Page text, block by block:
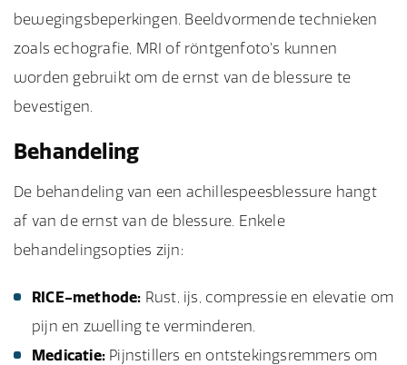
bewegingsbeperkingen. Beeldvormende technieken
zoals echografie, MRI of röntgenfoto's kunnen
worden gebruikt om de ernst van de blessure te
bevestigen.
Behandeling
De behandeling van een achillespeesblessure hangt
af van de ernst van de blessure. Enkele
behandelingsopties zijn:
RICE-methode: Rust, ijs, compressie en elevatie om
pijn en zwelling te verminderen.
Medicatie: Pijnstillers en ontstekingsremmers om